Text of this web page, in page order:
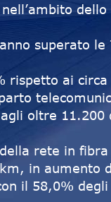
superato le
ai
oltre
rete in
in
il 58,0%